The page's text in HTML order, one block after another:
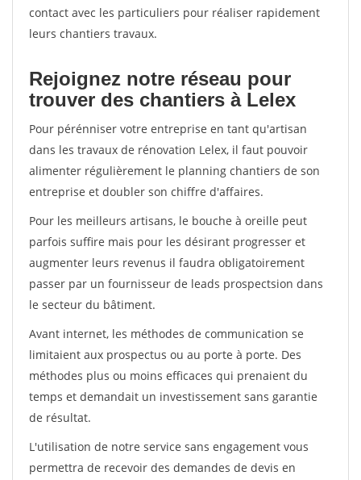
contact avec les particuliers pour réaliser rapidement
leurs chantiers travaux.
Rejoignez notre réseau pour
trouver des chantiers à Lelex
Pour pérénniser votre entreprise en tant qu'artisan
dans les travaux de rénovation Lelex, il faut pouvoir
alimenter régulièrement le planning chantiers de son
entreprise et doubler son chiffre d'affaires.
Pour les meilleurs artisans, le bouche à oreille peut
parfois suffire mais pour les désirant progresser et
augmenter leurs revenus il faudra obligatoirement
passer par un fournisseur de leads prospectsion dans
le secteur du bâtiment.
Avant internet, les méthodes de communication se
limitaient aux prospectus ou au porte à porte. Des
méthodes plus ou moins efficaces qui prenaient du
temps et demandait un investissement sans garantie
de résultat.
L'utilisation de notre service sans engagement vous
permettra de recevoir des demandes de devis en